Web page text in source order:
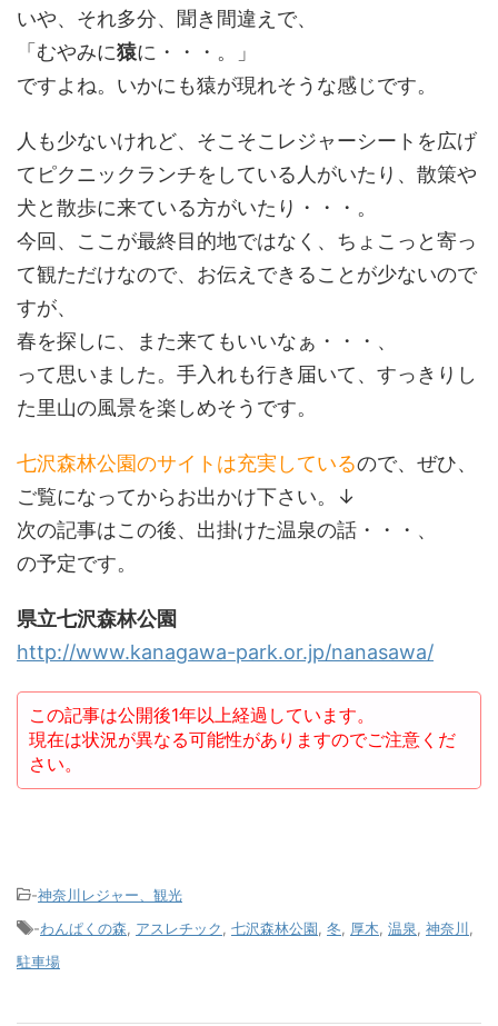
いや、それ多分、聞き間違えで、
「むやみに猿に・・・。」
ですよね。いかにも猿が現れそうな感じです。
人も少ないけれど、そこそこレジャーシートを広げ
てピクニックランチをしている人がいたり、散策や
犬と散歩に来ている方がいたり・・・。
今回、ここが最終目的地ではなく、ちょこっと寄っ
て観ただけなので、お伝えできることが少ないので
すが、
春を探しに、また来てもいいなぁ・・・、
って思いました。手入れも行き届いて、すっきりし
た里山の風景を楽しめそうです。
七沢森林公園のサイトは充実しているので、ぜひ、
ご覧になってからお出かけ下さい。↓
次の記事はこの後、出掛けた温泉の話・・・、
の予定です。
県立七沢森林公園
http://www.kanagawa-park.or.jp/nanasawa/
この記事は公開後1年以上経過しています。
現在は状況が異なる可能性がありますのでご注意くだ
さい。
-神奈川レジャー、観光
-わんぱくの森 アスレチック 七沢森林公園 冬 厚木 温泉 神奈川
駐車場